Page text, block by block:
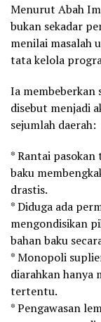
Menurut Abah
bukan sekadar
menilai masalah
tata kelola
Ia membeberkan
disebut menjadi
sejumlah daerah:
* Rantai
baku
drastis.
* Diduga ada
mengondisikan
bahan baku
* Monopoli
diarahkan hanya
tertentu.
* Pengawasan